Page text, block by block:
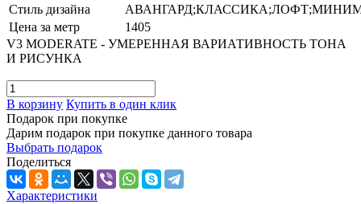
Стиль дизайна
Цена за метр
1405
V3 MODERATE - УМЕРЕННАЯ ВАРИАТИВНОСТЬ ТОНА
И РИСУНКА
В корзину Купить в один клик
Подарок при покупке
Дарим подарок при покупке данного товара
Выбрать подарок
Поделиться
Характеристики